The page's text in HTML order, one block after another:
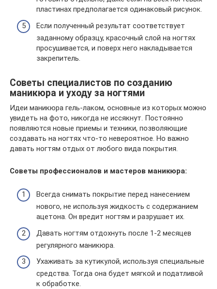
пластинах предполагается одинаковый рисунок.
Если полученный результат соответствует
заданному образцу, красочный слой на ногтях
просушивается, и поверх него накладывается
закрепитель.
Советы специалистов по созданию
маникюра и уходу за ногтями
Идеи маникюра гель-лаком, основные из которых можно
увидеть на фото, никогда не иссякнут. Постоянно
появляются новые приемы и техники, позволяющие
создавать на ногтях что-то невероятное. Но важно
давать ногтям отдых от любого вида покрытия.
Советы профессионалов и мастеров маникюра:
Всегда снимать покрытие перед нанесением
нового, не используя жидкость с содержанием
ацетона. Он вредит ногтям и разрушает их.
Давать ногтям отдохнуть после 1-2 месяцев
регулярного маникюра.
Ухаживать за кутикулой, используя специальные
средства. Тогда она будет мягкой и податливой
к обработке.